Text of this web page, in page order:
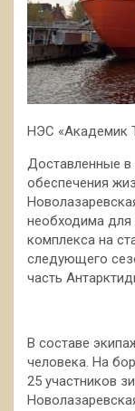
НЭС «Академик
Доставленные в
обеспечения
необходима для
комплекса на
следующего
часть
В составе
человека. На
25 участников